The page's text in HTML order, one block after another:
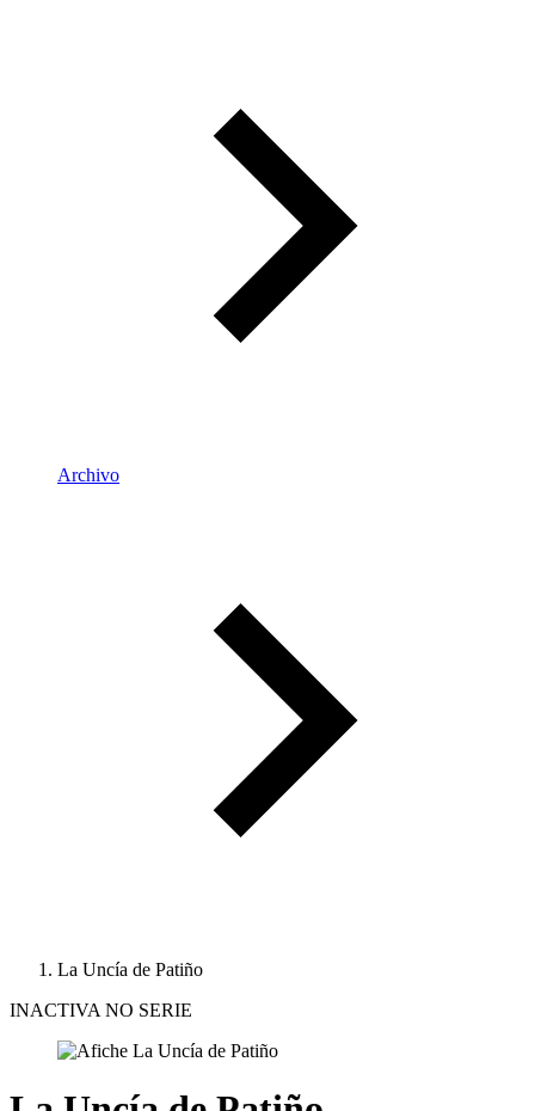
Archivo
La Uncía de Patiño
INACTIVA NO SERIE